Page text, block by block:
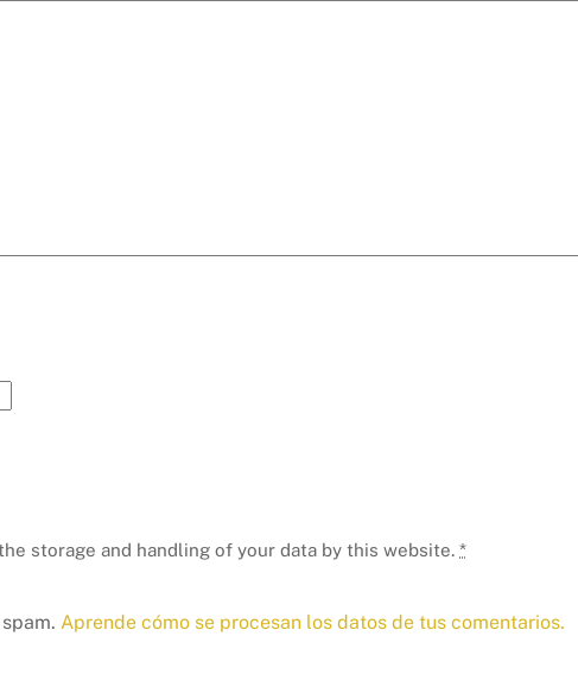
storage and handling of your data by this website. *
Aprende cómo se procesan los datos de tus comentarios.